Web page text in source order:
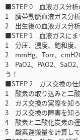
■STEP 0 血液ガス分析
1 臍帯動脈血液ガス分
2 出生後の血液ガス分
■STEP 1 血液ガスにま
1 分圧、濃度、飽和度
2 mmHg、Torr、
3 PaO2、PAO2、SaO2
う！
■STEP 2 ガス交換の仕
1 酸素の取り込みと二
2 ガス交換の実際を知ろ
3 ガス交換の障害を知ろ
4 酸素と二酸化炭素の
5 酸素運搬量を計算して